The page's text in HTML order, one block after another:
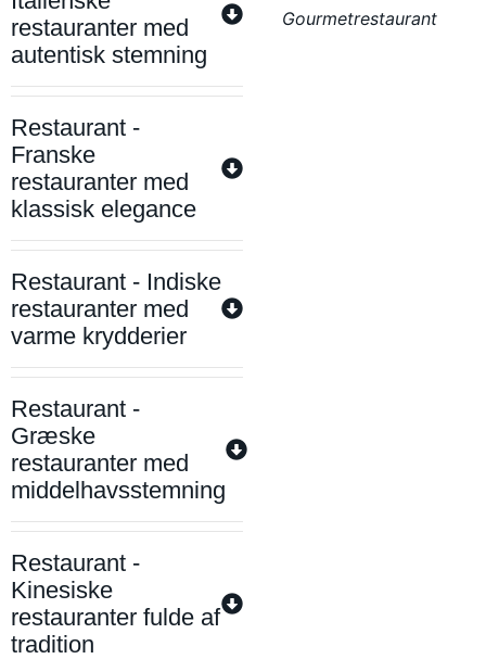
restauranter med
autentisk stemning
Restaurant -
Franske
restauranter med
klassisk elegance
Restaurant - Indiske
restauranter med
varme krydderier
Restaurant -
Græske
restauranter med
middelhavsstemning
Restaurant -
Kinesiske
restauranter fulde af
tradition
Gourmetrestaurant